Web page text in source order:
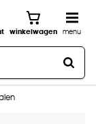
winkelwagen menu